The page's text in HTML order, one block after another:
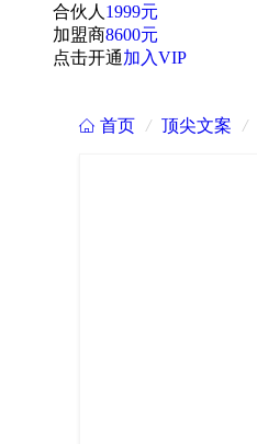
合伙人 1999元
加盟商8600元
点击开通加入VIP
 首页 / 顶尖文案 /